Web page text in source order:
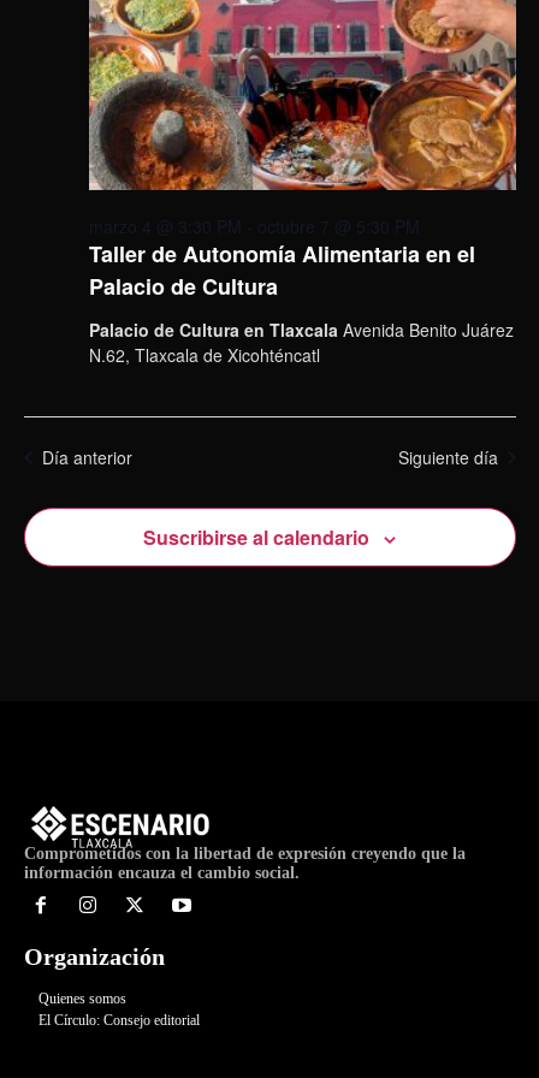
Taller de Autonomía Alimentaria en el
Palacio de Cultura
marzo 4 @ 3:30 PM - octubre 7 @ 5:30 PM
Palacio de Cultura en Tlaxcala Avenida Benito Juárez
N.62, Tlaxcala de Xicohténcatl
Día anterior Siguiente día
Suscribirse al calendario
Comprometidos con la libertad de expresión creyendo que la
información encauza el cambio social.
Organización
Quienes somos
El Círculo: Consejo editorial